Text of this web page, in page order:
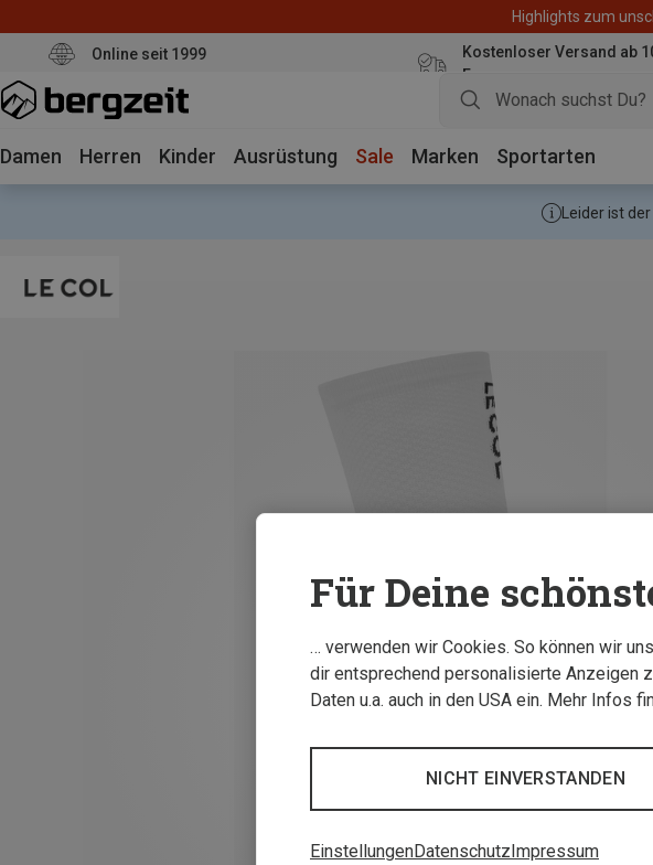
Highlights zum
Online seit 1999
Kostenloser Versand ab
Euro
Damen Herren Kinder Ausrüstung Sale Marken Sportarten
Leider ist
Für Deine
… verwenden wir Cookies. So können wir
dir entsprechend personalisierte Anzeigen
Daten u.a. auch in den USA ein. Mehr Infos
NICHT EINVERSTANDEN
EinstellungenDatenschutzImpressum